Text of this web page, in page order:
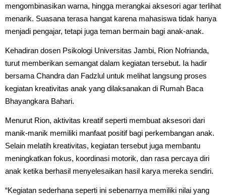
mengombinasikan warna, hingga merangkai aksesori agar terlihat
menarik. Suasana terasa hangat karena mahasiswa tidak hanya
menjadi pengajar, tetapi juga teman bermain bagi anak-anak.
Kehadiran dosen Psikologi Universitas Jambi, Rion Nofrianda,
turut memberikan semangat dalam kegiatan tersebut. Ia hadir
bersama Chandra dan Fadzlul untuk melihat langsung proses
kegiatan kreativitas anak yang dilaksanakan di Rumah Baca
Bhayangkara Bahari.
Menurut Rion, aktivitas kreatif seperti membuat aksesori dari
manik-manik memiliki manfaat positif bagi perkembangan anak.
Selain melatih kreativitas, kegiatan tersebut juga membantu
meningkatkan fokus, koordinasi motorik, dan rasa percaya diri
anak ketika berhasil menyelesaikan hasil karya mereka sendiri.
“Kegiatan sederhana seperti ini sebenarnya memiliki nilai yang